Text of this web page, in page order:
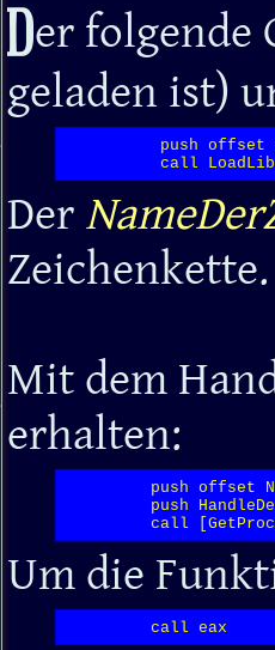
Der folgende
geladen ist)
push offset
call
Der
Zeichenkette.
Mit dem
erhalten:
push offset
push
call
Um die
         call eax